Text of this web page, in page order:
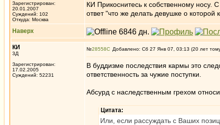
Зарегистрирован:
20.01.2007
Суждений: 102
Откуда: Москва
КИ Прикоснитесь к собственному носу.
ответ "что же делать девушке о которой
Наверх
КИ
3Д
Зарегистрирован:
17.02.2005
Суждений: 52231
№28558 Добавлено: Сб 27 Янв 07, 03:13 (20 лет
В буддизме последствия кармы это
ответственность за чужие поступки.
Абсурд с наследственным грехом
Цитата:
Или, если рассуждать с Ваших